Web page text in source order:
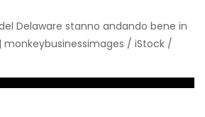
Delaware stanno andando bene in
monkeybusinessimages / iStock /